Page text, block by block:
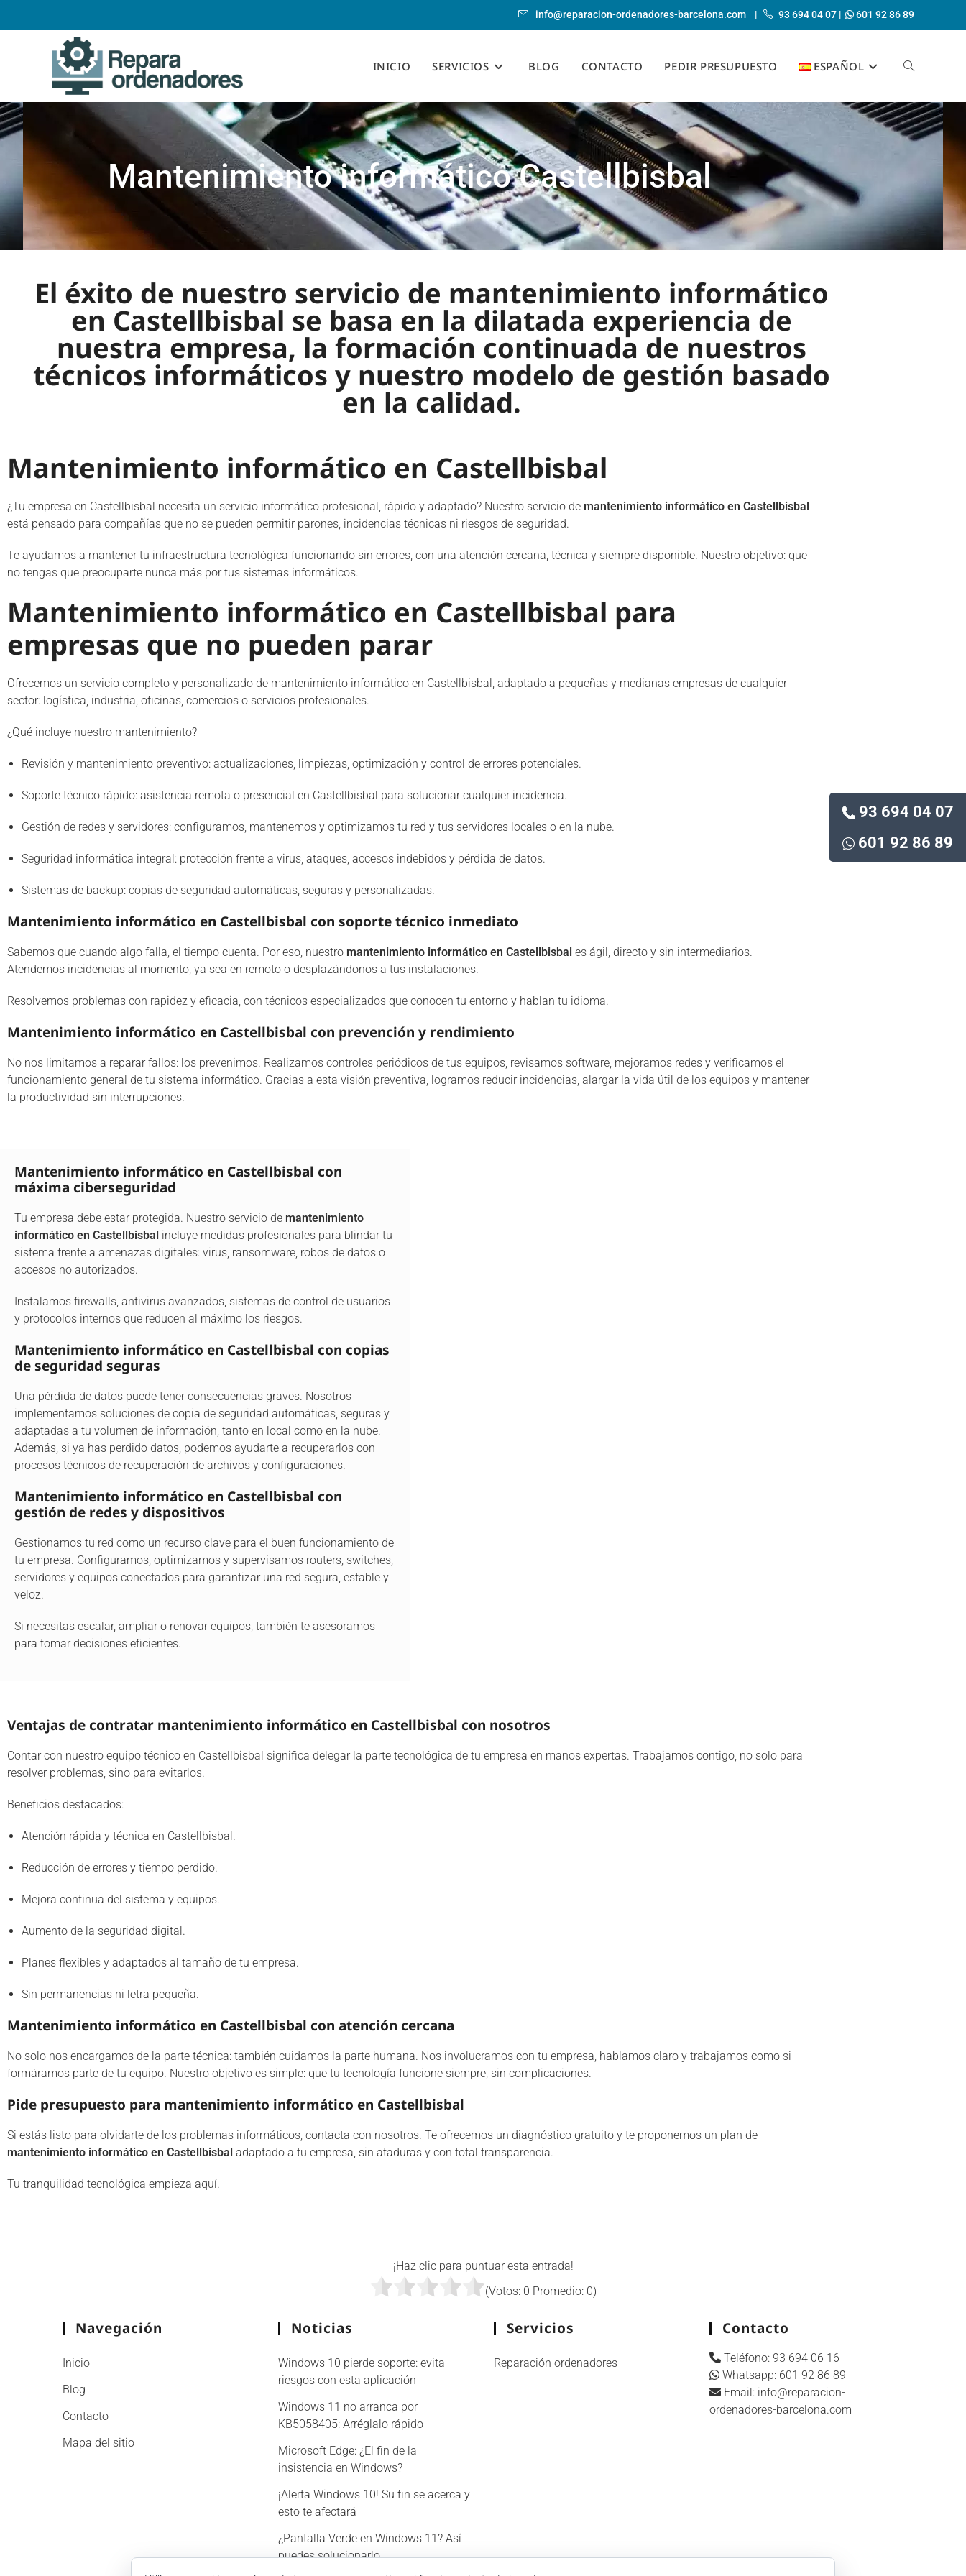
93 694 04 07
601 92 86 89
info@reparacion-ordenadores-barcelona.com | 93 694 04 07 | 601 92 86 89
INICIO SERVICIOS BLOG CONTACTO PEDIR PRESUPUESTO ESPAÑOL
Mantenimiento informático Castellbisbal
El éxito de nuestro servicio de mantenimiento informático
en Castellbisbal se basa en la dilatada experiencia de
nuestra empresa, la formación continuada de nuestros
técnicos informáticos y nuestro modelo de gestión basado
en la calidad.
Mantenimiento informático en Castellbisbal
¿Tu empresa en Castellbisbal necesita un servicio informático profesional, rápido y adaptado? Nuestro servicio de mantenimiento informático en Castellbisbal
está pensado para compañías que no se pueden permitir parones, incidencias técnicas ni riesgos de seguridad.
Te ayudamos a mantener tu infraestructura tecnológica funcionando sin errores, con una atención cercana, técnica y siempre disponible. Nuestro objetivo: que
no tengas que preocuparte nunca más por tus sistemas informáticos.
Mantenimiento informático en Castellbisbal para
empresas que no pueden parar
Ofrecemos un servicio completo y personalizado de mantenimiento informático en Castellbisbal, adaptado a pequeñas y medianas empresas de cualquier
sector: logística, industria, oficinas, comercios o servicios profesionales.
¿Qué incluye nuestro mantenimiento?
Revisión y mantenimiento preventivo: actualizaciones, limpiezas, optimización y control de errores potenciales.
Soporte técnico rápido: asistencia remota o presencial en Castellbisbal para solucionar cualquier incidencia.
Gestión de redes y servidores: configuramos, mantenemos y optimizamos tu red y tus servidores locales o en la nube.
Seguridad informática integral: protección frente a virus, ataques, accesos indebidos y pérdida de datos.
Sistemas de backup: copias de seguridad automáticas, seguras y personalizadas.
Mantenimiento informático en Castellbisbal con soporte técnico inmediato
Sabemos que cuando algo falla, el tiempo cuenta. Por eso, nuestro mantenimiento informático en Castellbisbal es ágil, directo y sin intermediarios.
Atendemos incidencias al momento, ya sea en remoto o desplazándonos a tus instalaciones.
Resolvemos problemas con rapidez y eficacia, con técnicos especializados que conocen tu entorno y hablan tu idioma.
Mantenimiento informático en Castellbisbal con prevención y rendimiento
No nos limitamos a reparar fallos: los prevenimos. Realizamos controles periódicos de tus equipos, revisamos software, mejoramos redes y verificamos el
funcionamiento general de tu sistema informático. Gracias a esta visión preventiva, logramos reducir incidencias, alargar la vida útil de los equipos y mantener
la productividad sin interrupciones.
Mantenimiento informático en Castellbisbal con
máxima ciberseguridad
Tu empresa debe estar protegida. Nuestro servicio de mantenimiento
informático en Castellbisbal incluye medidas profesionales para blindar tu
sistema frente a amenazas digitales: virus, ransomware, robos de datos o
accesos no autorizados.
Instalamos firewalls, antivirus avanzados, sistemas de control de usuarios
y protocolos internos que reducen al máximo los riesgos.
Mantenimiento informático en Castellbisbal con copias
de seguridad seguras
Una pérdida de datos puede tener consecuencias graves. Nosotros
implementamos soluciones de copia de seguridad automáticas, seguras y
adaptadas a tu volumen de información, tanto en local como en la nube.
Además, si ya has perdido datos, podemos ayudarte a recuperarlos con
procesos técnicos de recuperación de archivos y configuraciones.
Mantenimiento informático en Castellbisbal con
gestión de redes y dispositivos
Gestionamos tu red como un recurso clave para el buen funcionamiento de
tu empresa. Configuramos, optimizamos y supervisamos routers, switches,
servidores y equipos conectados para garantizar una red segura, estable y
veloz.
Si necesitas escalar, ampliar o renovar equipos, también te asesoramos
para tomar decisiones eficientes.
Ventajas de contratar mantenimiento informático en Castellbisbal con nosotros
Contar con nuestro equipo técnico en Castellbisbal significa delegar la parte tecnológica de tu empresa en manos expertas. Trabajamos contigo, no solo para
resolver problemas, sino para evitarlos.
Beneficios destacados:
Atención rápida y técnica en Castellbisbal.
Reducción de errores y tiempo perdido.
Mejora continua del sistema y equipos.
Aumento de la seguridad digital.
Planes flexibles y adaptados al tamaño de tu empresa.
Sin permanencias ni letra pequeña.
Mantenimiento informático en Castellbisbal con atención cercana
No solo nos encargamos de la parte técnica: también cuidamos la parte humana. Nos involucramos con tu empresa, hablamos claro y trabajamos como si
formáramos parte de tu equipo. Nuestro objetivo es simple: que tu tecnología funcione siempre, sin complicaciones.
Pide presupuesto para mantenimiento informático en Castellbisbal
Si estás listo para olvidarte de los problemas informáticos, contacta con nosotros. Te ofrecemos un diagnóstico gratuito y te proponemos un plan de
mantenimiento informático en Castellbisbal adaptado a tu empresa, sin ataduras y con total transparencia.
Tu tranquilidad tecnológica empieza aquí.
¡Haz clic para puntuar esta entrada!
(Votos: 0 Promedio: 0)
Navegación
Inicio
Blog
Contacto
Mapa del sitio
Noticias
Windows 10 pierde soporte: evita
riesgos con esta aplicación
Windows 11 no arranca por
KB5058405: Arréglalo rápido
Microsoft Edge: ¿El fin de la
insistencia en Windows?
¡Alerta Windows 10! Su fin se acerca y
esto te afectará
¿Pantalla Verde en Windows 11? Así
puedes solucionarlo
Servicios
Reparación ordenadores
Contacto
Teléfono: 93 694 06 16
Whatsapp: 601 92 86 89
Email: info@reparacion-
ordenadores-barcelona.com